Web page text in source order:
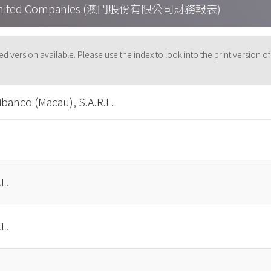
Companies (澳門股份有限公司財務報表)
version available. Please use the index to look into the print version
(Macau), S.A.R.L.